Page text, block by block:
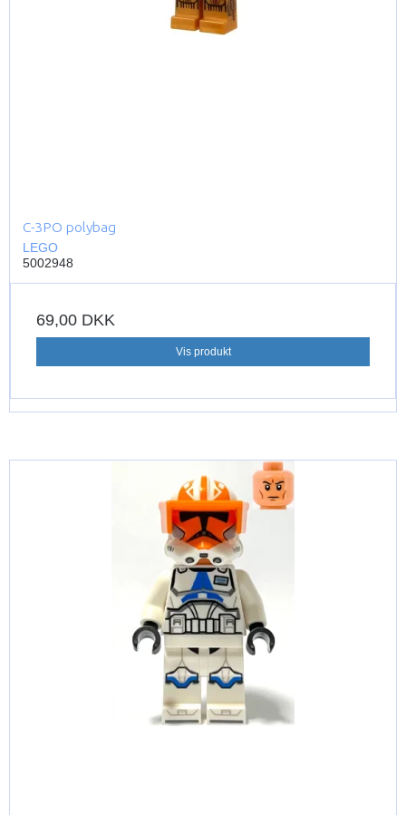
C-3PO polybag
LEGO
5002948
69,00 DKK
Vis produkt